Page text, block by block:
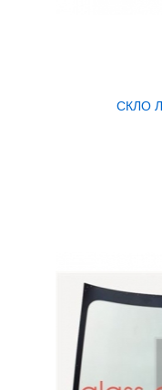
СКЛО